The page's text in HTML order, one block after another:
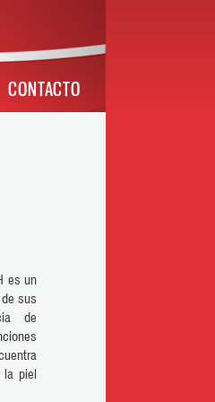
CONTACTO
es un
sus
de
la piel